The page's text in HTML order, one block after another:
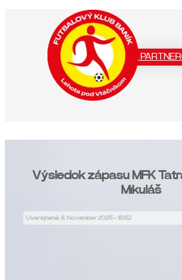
Staň sa našim
Výsledok zápasu MFK
Mikuláš
Uverejnené: 8. November 2025 - 18:52